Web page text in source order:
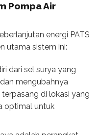
Pompa Air
energi PATS
utama sistem ini:
dari sel surya yang
mengubahnya
terpasang di lokasi yang
optimal untuk